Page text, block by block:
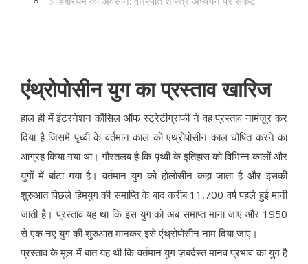
एंथ्रोपोसीन युग का प्रस्ताव खारिज
हाल ही में इंटरनेशन कौंसिल ऑफ स्ट्रेटीग्राफी ने वह प्रस्ताव नामंज़ूर कर
दिया है जिसमें पृथ्वी के वर्तमान काल को एंथ्रोपोसीन काल घोषित करने का
आग्रह किया गया था। गौरतलब है कि पृथ्वी के इतिहास को विभिन्न कालों और
युगों में बांटा गया है। वर्तमान युग को होलोसीन कहा जाता है और इसकी
शुरुआत पिछले हिमयुग की समाप्ति के बाद करीब 11,700 वर्ष पहले हुई मानी
जाती है। प्रस्ताव यह था कि इस युग को अब समाप्त माना जाए और 1950
से एक नए युग की शुरुआत मानकर इसे एंथ्रोपोसीन नाम दिया जाए।
प्रस्ताव के मूल में बात यह थी कि वर्तमान युग ज़बर्दस्त मानव प्रभाव का युग है